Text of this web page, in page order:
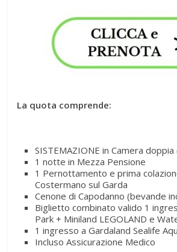
La quota comprende:
SISTEMAZIONE in Camera
1 notte in Mezza Pensione
1 Pernottamento e prima
Costermano sul Garda
Cenone di Capodanno (bevande
Biglietto combinato valido 1
Park + Miniland LEGOLAND e
1 ingresso a Gardaland Sealife
Incluso Assicurazione Medico